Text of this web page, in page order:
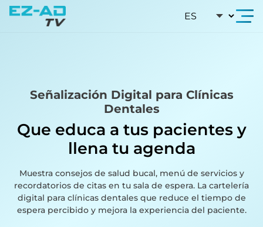
Señalización Digital para Clínicas
Dentales
Que educa a tus pacientes y
llena tu agenda
Muestra consejos de salud bucal, menú de servicios y
recordatorios de citas en tu sala de espera. La cartelería
digital para clínicas dentales que reduce el tiempo de
espera percibido y mejora la experiencia del paciente.